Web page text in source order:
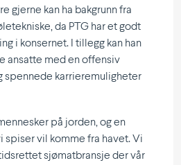
gjerne kan ha bakgrunn fra
da PTG har et godt
i konsernet. I tillegg kan han
ansatte med en offensiv
spennede karrie­re­mu­lig­heter
på jorden, og en
spiser vil komme fra havet. Vi
sjømat­bransje der vår